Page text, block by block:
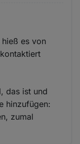
es von
das ist und
hinzufügen:
zumal